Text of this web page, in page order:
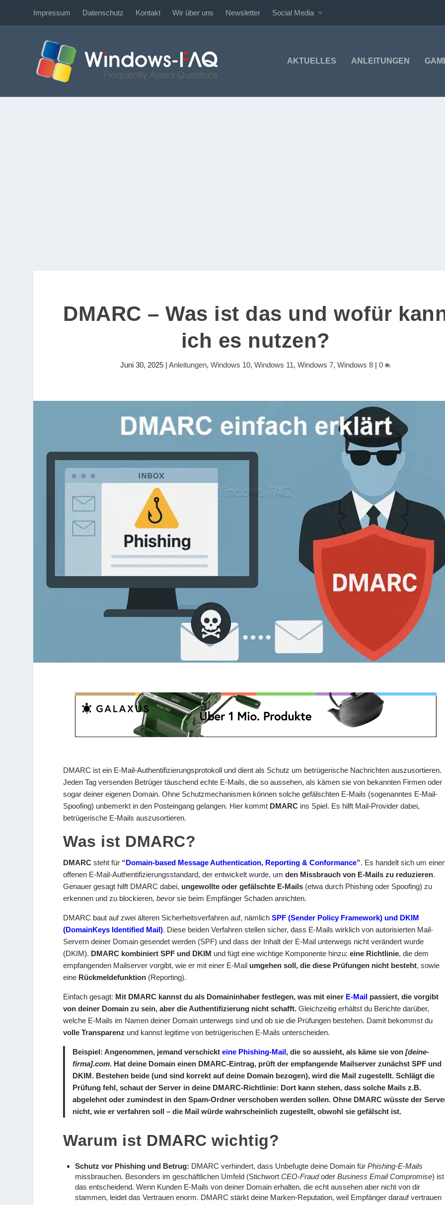
Impressum Datenschutz Kontakt Wir über uns Newsletter Social Media
AKTUELLES ANLEITUNGEN
DMARC – Was ist das und wofür
ich es nutzen?
Juni 30, 2025 |Anleitungen,Windows 10,Windows 11,Windows 7,Windows 8 |0
DMARC ist ein E-Mail-Authentifizierungsprotokoll und dient als Schutz um betrügerische Nachrichten auszusortieren.
Jeden Tag versenden Betrüger täuschend echte E-Mails, die so aussehen, als kämen sie von bekannten Firmen oder
sogar deiner eigenen Domain. Ohne Schutzmechanismen können solche gefälschten E-Mails (sogenanntes E-Mail-
Spoofing) unbemerkt in den Posteingang gelangen. Hier kommt DMARC ins Spiel. Es hilft Mail-Provider dabei,
betrügerische E-Mails auszusortieren.
Was ist DMARC?
DMARC steht für “Domain-based Message Authentication, Reporting & Conformance”. Es handelt sich um
offenen E-Mail-Authentifizierungsstandard, der entwickelt wurde, umden Missbrauch von E-Mails zu reduzieren.
Genauer gesagt hilft DMARC dabei, ungewollte oder gefälschte E-Mails (etwa durch Phishing oder Spoofing) zu
erkennen und zu blockieren,bevorsie beim Empfänger Schaden anrichten.
DMARC baut auf zwei älteren Sicherheitsverfahren auf, nämlichSPF (Sender Policy Framework) und DKIM
(DomainKeys Identified Mail). Diese beiden Verfahren stellen sicher, dass E-Mails wirklich von autorisierten Mail-
Servern deiner Domain gesendet werden (SPF) und dass der Inhalt der E-Mail unterwegs nicht verändert wurde
(DKIM). DMARC kombiniert SPF und DKIM und fügt eine wichtige Komponente hinzu:eine Richtlinie, die dem
empfangenden Mailserver vorgibt, wie er mit einer E-Mail umgehen soll, die diese Prüfungen nicht besteht, sowie
eine Rückmeldefunktion (Reporting).
Einfach gesagt: Mit DMARC kannst du als Domaininhaber festlegen, was mit einer E-Mail passiert, die vorgibt
von deiner Domain zu sein, aber die Authentifizierung nicht schafft. Gleichzeitig erhältst du Berichte darüber,
welche E-Mails im Namen deiner Domain unterwegs sind und ob sie die Prüfungen bestehen. Damit bekommst du
volle Transparenz und kannst legitime von betrügerischen E-Mails unterscheiden.
Beispiel: Angenommen, jemand verschickt eine Phishing-Mail, die so aussieht, als käme sie von [deine-
firma].com. Hat deine Domain einen DMARC-Eintrag, prüft der empfangende Mailserver zunächst SPF und
DKIM. Bestehen beide (und sind korrekt auf deine Domain bezogen), wird die Mail zugestellt. Schlägt die
Prüfung fehl, schaut der Server in deine DMARC-Richtlinie: Dort kann stehen, dass solche Mails z.B.
abgelehnt oder zumindest in den Spam-Ordner verschoben werden sollen. Ohne DMARC wüsste der
nicht, wie er verfahren soll – die Mail würde wahrscheinlich zugestellt, obwohl sie gefälscht ist.
Warum ist DMARC wichtig?
Schutz vor Phishing und Betrug: DMARC verhindert, dass Unbefugte deine Domain fürPhishing-E-Mails
missbrauchen. Besonders im geschäftlichen Umfeld (StichwortCEO-FraudoderBusiness Email Compromise) ist
das entscheidend. Wenn Kunden E-Mails von deiner Domain erhalten, die echt aussehen aber nicht von dir
stammen, leidet das Vertrauen enorm. DMARC stärkt deine Marken-Reputation, weil Empfänger darauf vertrauen